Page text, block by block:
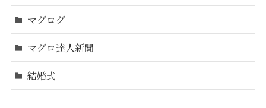
マグログ
マグロ達人新聞
結婚式